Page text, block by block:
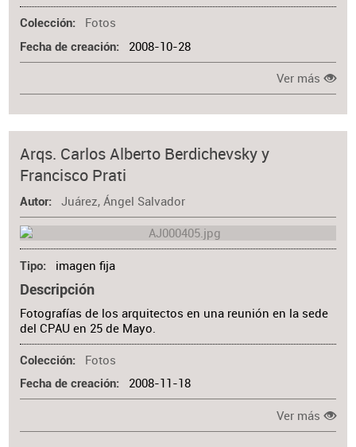
Colección Fotos
Fecha de creación 2008-10-28
Ver más
Arqs. Carlos Alberto Berdichevsky y
Francisco Prati
Autor Juárez, Ángel Salvador
Tipo imagen fija
Descripción
Fotografías de los arquitectos en una reunión en la sede
del CPAU en 25 de Mayo.
Colección Fotos
Fecha de creación 2008-11-18
Ver más